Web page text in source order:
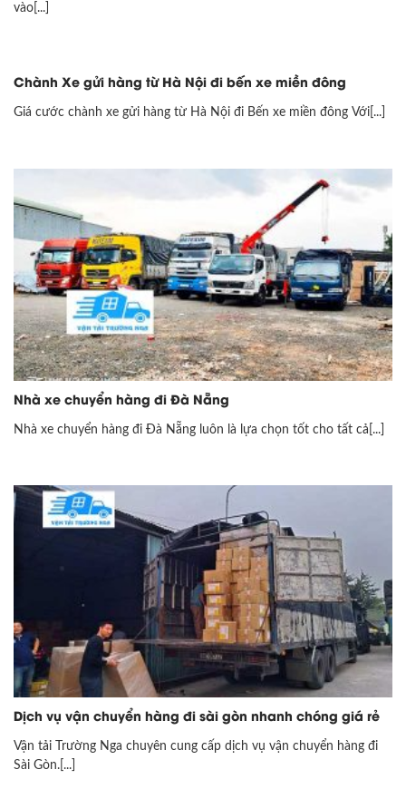
vào[...]
Chành Xe gửi hàng từ Hà Nội đi bến xe miền đông
Giá cước chành xe gửi hàng từ Hà Nội đi Bến xe miền đông Với[...]
Nhà xe chuyển hàng đi Đà Nẵng
Nhà xe chuyển hàng đi Đà Nẵng luôn là lựa chọn tốt cho tất cả[...]
Dịch vụ vận chuyển hàng đi sài gòn nhanh chóng giá rẻ
Vận tải Trường Nga chuyên cung cấp dịch vụ vận chuyển hàng đi
Sài Gòn.[...]